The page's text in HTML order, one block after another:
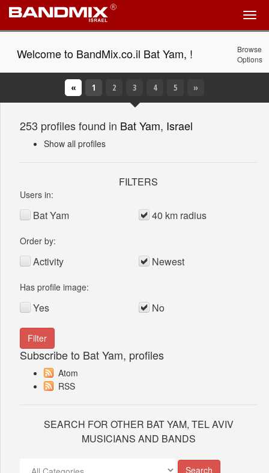
Browse
Options
Welcome to BandMix.co.il Bat Yam, !
« 1 (Current)
2 3 4 5 »
253 profiles found in Bat Yam, Israel
Show all profiles
FILTERS
Users in:
Bat Yam 40 km radius
Order by:
Activity Newest
Has profile image:
Yes No
Subscribe to Bat Yam, profiles
Atom
RSS
SEARCH FOR OTHER BAT YAM, TEL AVIV
MUSICIANS AND BANDS